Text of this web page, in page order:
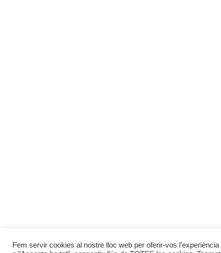
Fem servir cookies al nostre lloc web per oferir-vos